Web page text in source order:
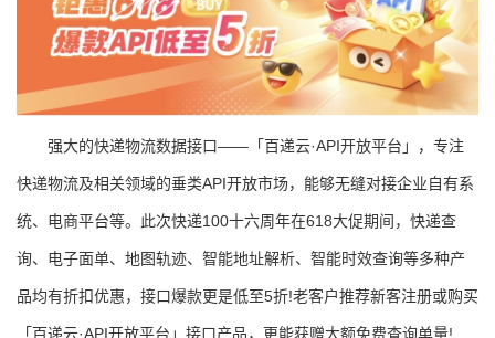
强大的快递物流数据接口——「百递云·API开放平台」，专注
快递物流及相关领域的垂类API开放市场，能够无缝对接企业自有系
统、电商平台等。此次快递100十六周年在618大促期间，快递查
询、电子面单、地图轨迹、智能地址解析、智能时效查询等多种产
品均有折扣优惠，接口爆款更是低至5折!老客户推荐新客注册或购买
「百递云·API开放平台」接口产品，更能获赠大额免费查询单量!